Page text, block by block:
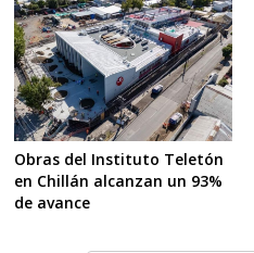
Obras del Instituto Teletón
en Chillán alcanzan un 93%
de avance